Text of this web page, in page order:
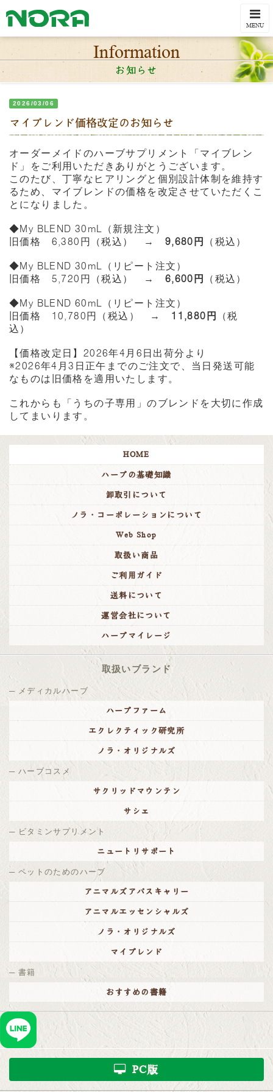
MENU
Information
お知らせ
2026/03/06
マイブレンド価格改定のお知らせ
オーダーメイドのハーブサプリメント「マイブレン
ド」をご利用いただきありがとうございます。
このたび、丁寧なヒアリングと個別設計体制を維持す
るため、マイブレンドの価格を改定させていただくこ
とになりました。
◆My BLEND 30mL（新規注文）
旧価格 6,380円（税込） → 9,680円 （税込）
◆My BLEND 30mL（リピート注文）
旧価格 5,720円（税込） → 6,600円 （税込）
◆My BLEND 60mL（リピート注文）
旧価格 10,780円（税込） → 11,880円
（税
込）
【価格改定日】2026年4月6日出荷分より
※2026年4月3日正午までのご注文で、当日発送可能
なものは旧価格を適用いたします。
これからも「うちの子専用」のブレンドを大切に作成
してまいります。
HOME
ハーブの基礎知識
卸取引について
ノラ・コーポレーションについて
Web Shop
取扱い商品
ご利用ガイド
送料について
運営会社について
ハーブマイレージ
取扱いブランド
メディカルハーブ
ハーブファーム
エクレクティック研究所
ノラ・オリジナルズ
ハーブコスメ
サクリッドマウンテン
サシェ
ビタミンサプリメント
ニュートリサポート
ペットのためのハーブ
アニマルズアパスキャリー
アニマルエッセンシャルズ
ノラ・オリジナルズ
マイブレンド
書籍
おすすめの書籍
PC版